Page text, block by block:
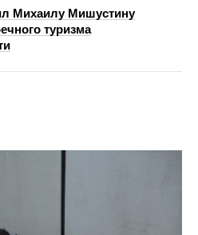
Михаилу Мишустину
туризма